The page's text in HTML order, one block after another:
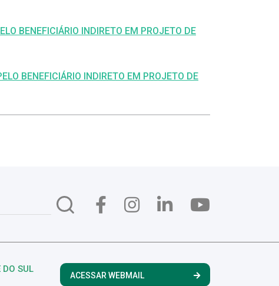
BENEFICIÁRIO INDIRETO EM PROJETO DE
BENEFICIÁRIO INDIRETO EM PROJETO DE
DO SUL
ACESSAR WEBMAIL